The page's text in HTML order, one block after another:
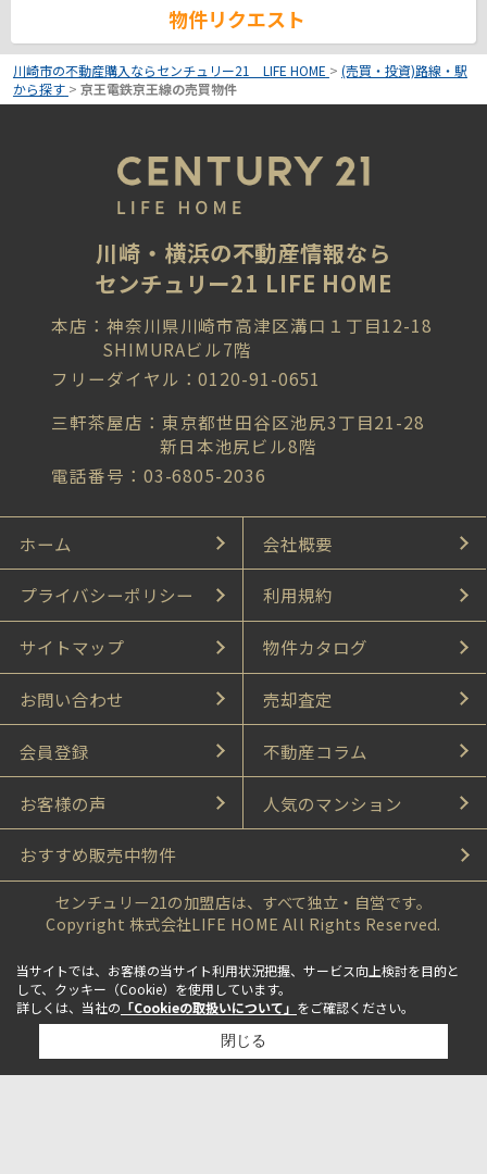
物件リクエスト
川崎市の不動産購入ならセンチュリー21 LIFE HOME > (売買・投資)路線・駅
から探す > 京王電鉄京王線の売買物件
川崎・横浜の不動産情報なら
センチュリー21 LIFE HOME
本店：神奈川県川崎市高津区溝口１丁目12-18
SHIMURAビル7階
フリーダイヤル：0120-91-0651
三軒茶屋店：東京都世田谷区池尻3丁目21-28
新日本池尻ビル8階
電話番号：03-6805-2036
ホーム 会社概要
プライバシーポリシー 利用規約
サイトマップ 物件カタログ
お問い合わせ 売却査定
会員登録 不動産コラム
お客様の声 人気のマンション
おすすめ販売中物件
センチュリー21の加盟店は、すべて独立・自営です。
Copyright 株式会社LIFE HOME All Rights Reserved.
当サイトでは、お客様の当サイト利用状況把握、サービス向上検討を目的と
して、クッキー（Cookie）を使用しています。
詳しくは、当社の 「Cookieの取扱いについて」 をご確認ください。
閉じる